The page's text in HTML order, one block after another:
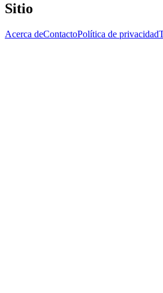
Sitio
Acerca deContactoPolítica de privacidad